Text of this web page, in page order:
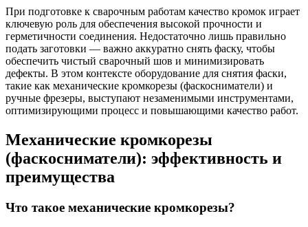
При подготовке к сварочным работам качество кромок играет
ключевую роль для обеспечения высокой прочности и
герметичности соединения. Недостаточно лишь правильно
подать заготовки — важно аккуратно снять фаску, чтобы
обеспечить чистый сварочный шов и минимизировать
дефекты. В этом контексте оборудование для снятия фаски,
такие как механические кромкорезы (фаскосниматели) и
ручные фрезеры, выступают незаменимыми инструментами,
оптимизирующими процесс и повышающими качество работ.
Механические кромкорезы
(фаскосниматели): эффективность и
преимущества
Что такое механические кромкорезы?